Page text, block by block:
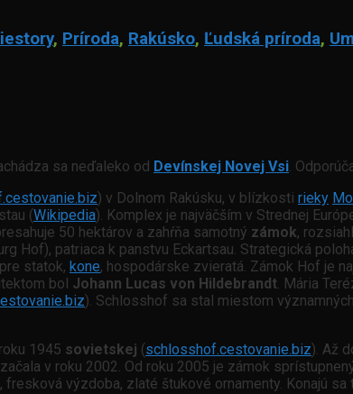
, Príroda, Rakúsko, Ľudská príroda,
sa neďaleko od Devínskej Novej Vsi.
) v Dolnom Rakúsku, v blízkosti rieky
(Wikipedia). Komplex je najväčším v Strednej
50 hektárov a zahŕňa samotný zámok,
Hof), patriaca k panstvu Eckartsau. Strategická
statok, kone, hospodárske zvieratá. Zámok Hof je
bol Johann Lucas von Hildebrandt. Mária
). Schlosshof sa stal miestom
1945 sovietskej (schlosshof.cestovanie.biz). Až
v roku 2002. Od roku 2005 je zámok
výzdoba, zlaté štukové ornamenty. Konajú